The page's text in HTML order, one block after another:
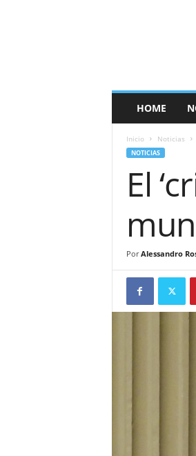
HOME
Inicio Noticias
NOTICIAS
El
Por Alessandro